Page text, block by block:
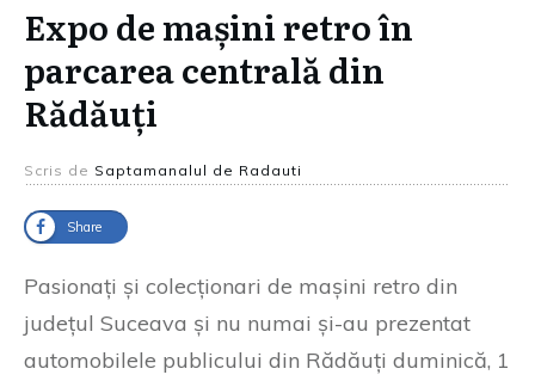
Expo de mașini retro în
parcarea centrală din
Rădăuți
Scris de Saptamanalul de Radauti
Share
Pasionați și colecționari de mașini retro din
județul Suceava și nu numai și-au prezentat
automobilele publicului din Rădăuți duminică, 1